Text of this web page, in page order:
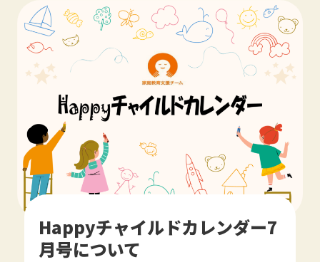
Happyチャイルドカレンダー7
月号について